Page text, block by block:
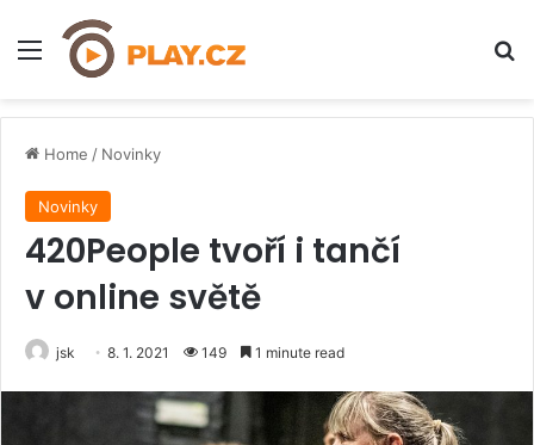
Menu
Home / Novinky
Novinky
420People tvoří i tančí
v online světě
jsk 8. 1. 2021 149 1 minute read